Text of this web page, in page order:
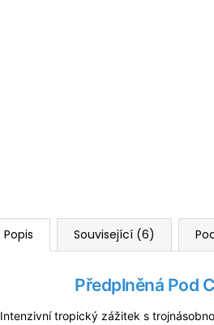
Popis Související (6)
Předplněná Pod
Intenzivní tropický zážitek s